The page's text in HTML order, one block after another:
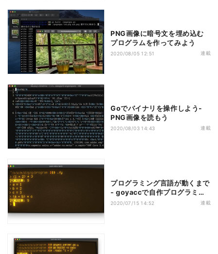
PNG画像に暗号文を埋め込む
プログラムを作ってみよう
2020/08/05 12:51 連載
Goでバイナリを操作しよう-
PNG画像を読もう
2020/08/03 14:43 連載
プログラミング言語が動くまで
- goyaccで自作プログラミン
グ言語を作ってみよう（その
2020/07/15 14:52 連載